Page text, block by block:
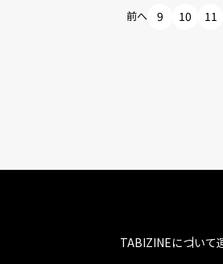
前へ 9 10 11
TABIZINEについて